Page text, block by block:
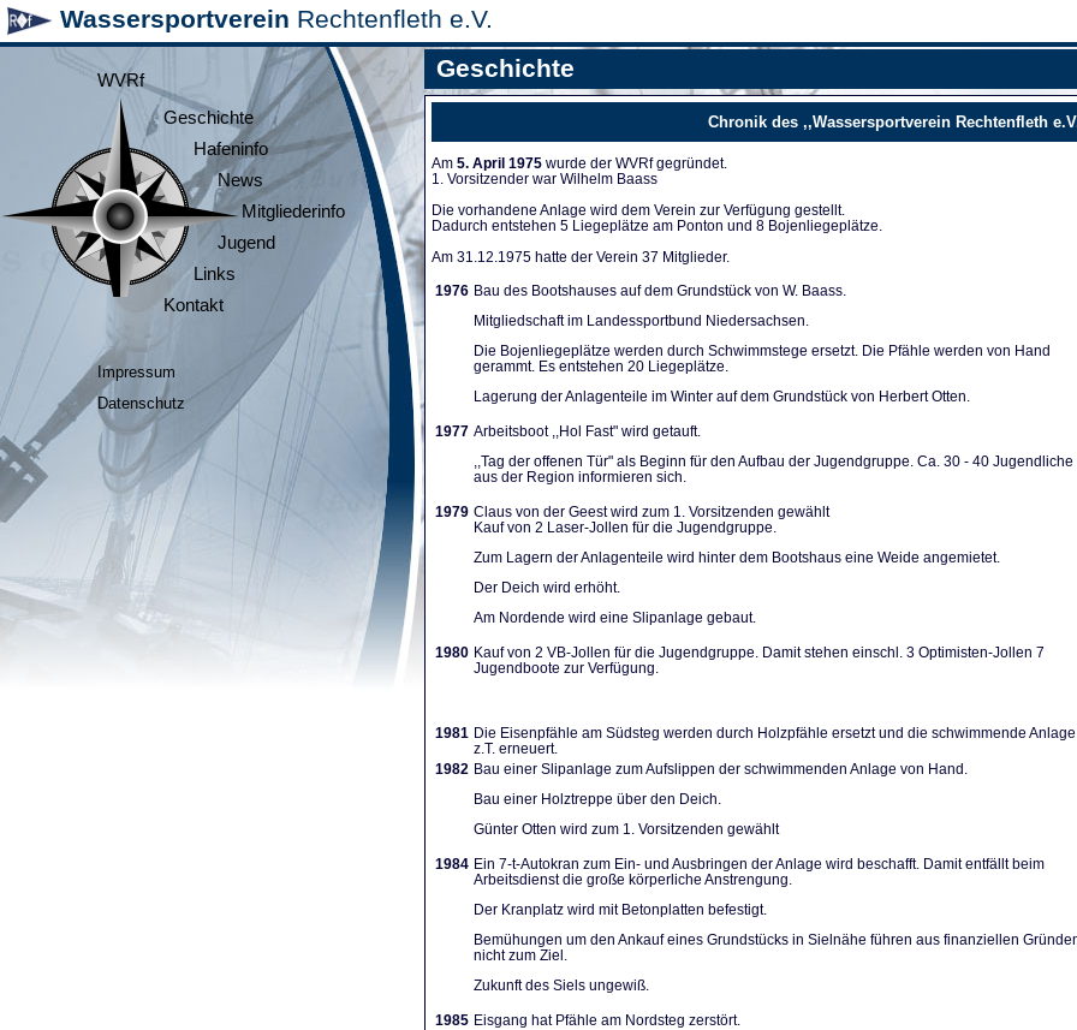
Wassersportverein Rechtenfleth e.V.
WVRf
Geschichte
Hafeninfo
News
Mitgliederinfo
Jugend
Links
Kontakt
Impressum
Datenschutz
Geschichte
Chronik des ,,Wassersportverein Rechtenfleth
Am 5. April 1975 wurde der WVRf gegründet.
1. Vorsitzender war Wilhelm Baass
Die vorhandene Anla­ge wird dem Verein zur Verfügung ge­stellt.
Dadurch entstehen 5 Liegeplät­ze am Ponton und 8 Bojenliegeplätze.
Am 31.12.1975 hatte der Verein 37 Mitglieder.
1976 Bau des Bootshauses auf dem Grundstück von W. Baass.
Mitgliedschaft im Landes­sportbund Niedersachsen.
Die Bojenliegeplätze werden durch Schwimmstege ersetzt. Die Pfähle werden von Hand
gerammt. Es entstehen 20 Lie­geplätze.
Lagerung der Anlagenteile im Winter auf dem Grundstück von Herbert Otten.
1977 Arbeitsboot ,,Hol Fast" wird getauft.
,,Tag der offenen Tür" als Be­ginn für den Aufbau der Jugendgruppe. Ca. 30 - 40 Ju­gendliche
aus der Region infor­mieren sich.
1979 Claus von der Geest wird zum 1. Vorsitzenden gewählt
Kauf von 2 Laser-Jollen für die Jugendgruppe.
Zum Lagern der Anlagentei­le wird hinter dem Bootshaus eine Weide angemietet.
Der Deich wird erhöht.
Am Nordende wird eine Slip­anlage gebaut.
1980 Kauf von 2 VB-Jollen für die Jugendgruppe. Damit stehen einschl. 3 Optimi­sten-Jollen 7
Jugendboote zur Verfügung.
1981 Die Eisenpfähle am Südsteg werden durch Holzpfähle ersetzt und die schwimmende Anlage
z.T. erneuert.
1982 Bau einer Slipanlage zum Aufslippen der schwimmenden Anlage von Hand.
Bau einer Holztreppe über den Deich.
Günter Otten wird zum 1. Vorsitzenden gewählt
1984 Ein 7-t-Autokran zum Ein- und Ausbringen der Anlage wird beschafft. Damit entfällt beim
Arbeits­dienst die große körperliche Anstrengung.
Der Kranplatz wird mit Be­tonplatten befestigt.
Bemühungen um den Ankauf eines Grundstücks in Sielnähe führen aus finanziellen
nicht zum Ziel.
Zukunft des Siels ungewiß.
1985 Eisgang hat Pfähle am Nordsteg zerstört.